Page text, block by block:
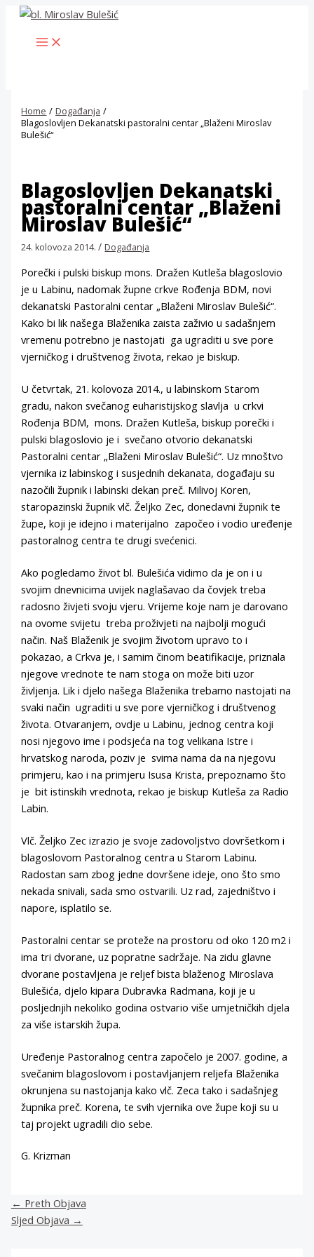
Skip
content
MAIN
MENU
Home
Događanja
Blagoslovljen Dekanatski pastoralni centar „Blaženi Miroslav
Bulešić“
Blagoslovljen Dekanatski
pastoralni centar „Blaženi
Miroslav Bulešić“
24. kolovoza 2014./ Događanja
Porečki i pulski biskup mons. Dražen Kutleša blagoslovio
je u Labinu, nadomak župne crkve Rođenja BDM, novi
dekanatski Pastoralni centar „Blaženi Miroslav Bulešić“.
Kako bi lik našega Blaženika zaista zaživio u sadašnjem
vremenu potrebno je nastojati ga ugraditi u sve pore
vjerničkog i društvenog života, rekao je biskup.
U četvrtak, 21. kolovoza 2014., u labinskom Starom
gradu, nakon svečanog euharistijskog slavlja u crkvi
Rođenja BDM, mons. Dražen Kutleša, biskup porečki i
pulski blagoslovio je i svečano otvorio dekanatski
Pastoralni centar „Blaženi Miroslav Bulešić“. Uz mnoštvo
vjernika iz labinskog i susjednih dekanata, događaju su
nazočili župnik i labinski dekan preč. Milivoj Koren,
staropazinski župnik vlč. Željko Zec, donedavni župnik te
župe, koji je idejno i materijalno započeo i vodio uređenje
pastoralnog centra te drugi svećenici.
Ako pogledamo život bl. Bulešića vidimo da je on i u
svojim dnevnicima uvijek naglašavao da čovjek treba
radosno živjeti svoju vjeru. Vrijeme koje nam je darovano
na ovome svijetu treba proživjeti na najbolji mogući
način. Naš Blaženik je svojim životom upravo to i
pokazao, a Crkva je, i samim činom beatifikacije, priznala
njegove vrednote te nam stoga on može biti uzor
življenja. Lik i djelo našega Blaženika trebamo nastojati na
svaki način ugraditi u sve pore vjerničkog i društvenog
života. Otvaranjem, ovdje u Labinu, jednog centra koji
nosi njegovo ime i podsjeća na tog velikana Istre i
hrvatskog naroda, poziv je svima nama da na njegovu
primjeru, kao i na primjeru Isusa Krista, prepoznamo što
je bit istinskih vrednota, rekao je biskup Kutleša za Radio
Labin.
Vlč. Željko Zec izrazio je svoje zadovoljstvo dovršetkom i
blagoslovom Pastoralnog centra u Starom Labinu.
Radostan sam zbog jedne dovršene ideje, ono što smo
nekada snivali, sada smo ostvarili. Uz rad, zajedništvo i
napore, isplatilo se.
Pastoralni centar se proteže na prostoru od oko 120 m2 i
ima tri dvorane, uz popratne sadržaje. Na zidu glavne
dvorane postavljena je reljef bista blaženog Miroslava
Bulešića, djelo kipara Dubravka Radmana, koji je u
posljednjih nekoliko godina ostvario više umjetničkih djela
za više istarskih župa.
Uređenje Pastoralnog centra započelo je 2007. godine, a
svečanim blagoslovom i postavljanjem reljefa Blaženika
okrunjena su nastojanja kako vlč. Zeca tako i sadašnjeg
župnika preč. Korena, te svih vjernika ove župe koji su u
taj projekt ugradili dio sebe.
G. Krizman
← Preth Objava
Sljed Objava →